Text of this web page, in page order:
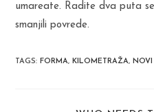
umareate. Radite dva puta
smanjili povrede.
TAGS: FORMA, KILOMETRAŽA,